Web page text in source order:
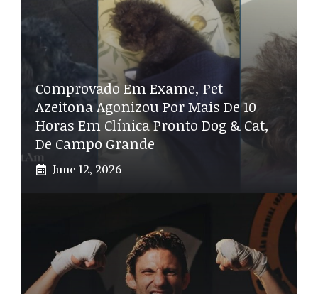
Comprovado Em Exame, Pet
Azeitona Agonizou Por Mais De 10
Horas Em Clínica Pronto Dog & Cat,
De Campo Grande
June 12, 2026